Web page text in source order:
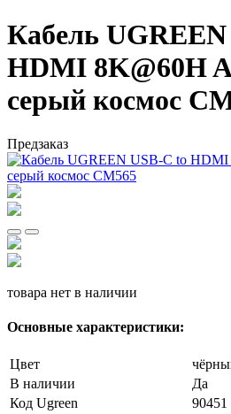
Кабель
HDMI 8K@60H
серый космос
Предзаказ
товара нет в наличии
Основные характеристики:
Цвет
В наличии
Да
Код Ugreen
90451